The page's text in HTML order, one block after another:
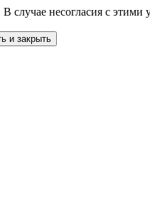
случае несогласия с этими
и закрыть